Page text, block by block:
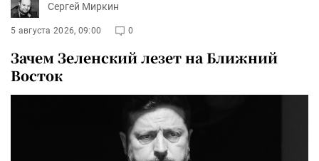
Сергей Миркин
5 августа 2026, 09:00 0
Зачем Зеленский лезет на Ближний
Восток